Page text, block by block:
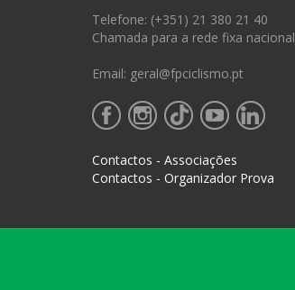
Telefone: (+351) 21 380 21 40
Chamada para a rede fixa nacional
Email: geral@fpciclismo.pt
Contactos - Associações
Contactos - Organizador Prova